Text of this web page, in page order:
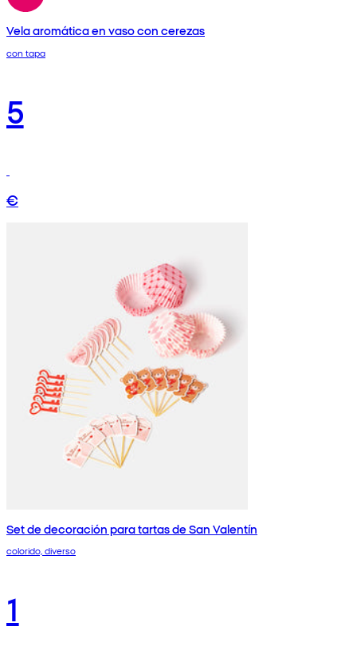
Vela aromática en vaso con cerezas
con tapa
5
€
Set de decoración para tartas de San Valentín
colorido, diverso
1